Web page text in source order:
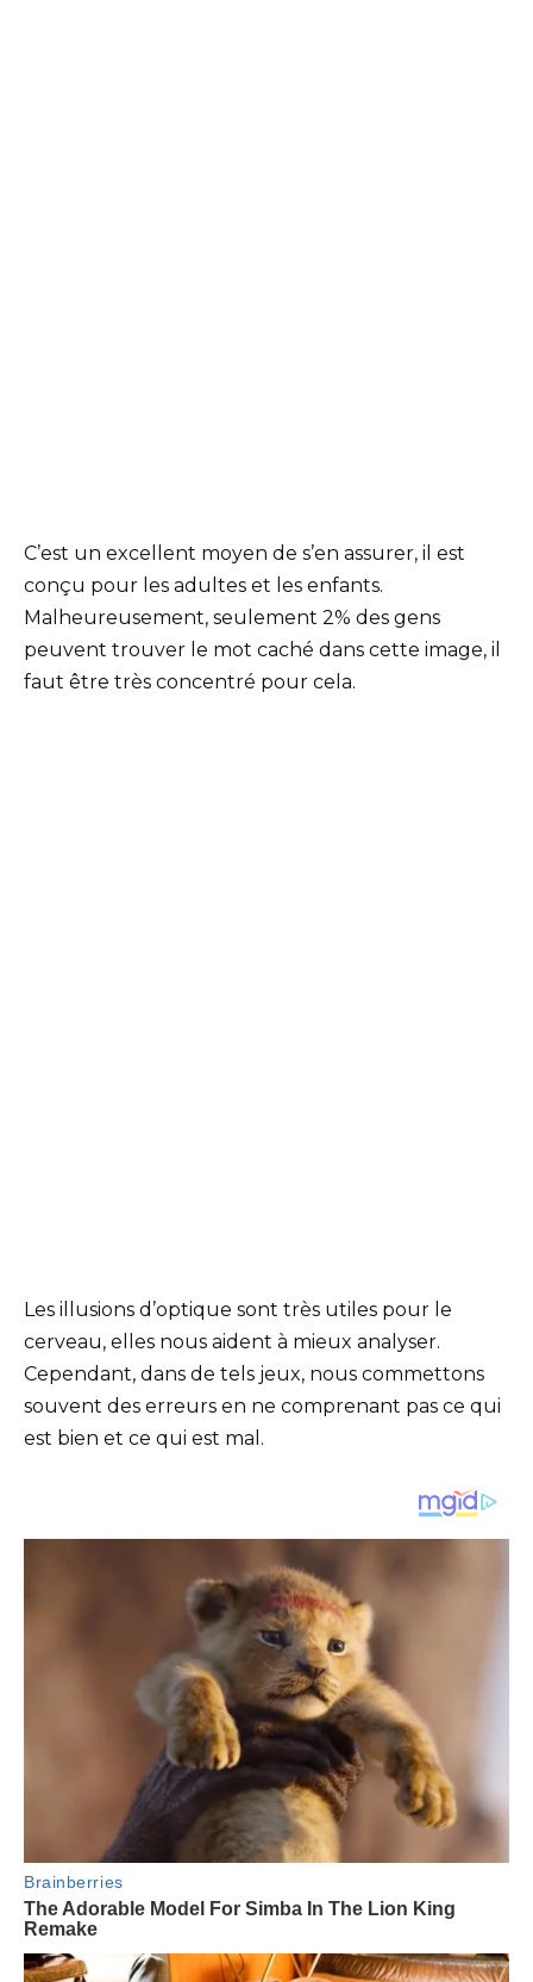
C’est un excellent moyen de s’en assurer, il est
conçu pour les adultes et les enfants.
Malheureusement, seulement 2% des gens
peuvent trouver le mot caché dans cette image, il
faut être très concentré pour cela.
Les illusions d’optique sont très utiles pour le
cerveau, elles nous aident à mieux analyser.
Cependant, dans de tels jeux, nous commettons
souvent des erreurs en ne comprenant pas ce qui
est bien et ce qui est mal.